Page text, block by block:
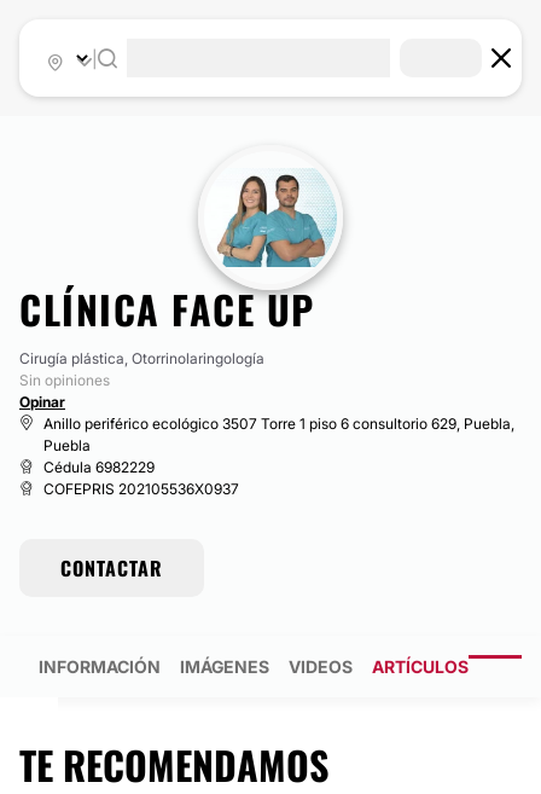
CLÍNICA FACE UP
Cirugía plástica, Otorrinolaringología
Sin opiniones
Opinar
Anillo periférico ecológico 3507 Torre 1 piso 6 consultorio 629, Puebla,
Puebla
Cédula 6982229
COFEPRIS 202105536X0937
CONTACTAR
INFORMACIÓN IMÁGENES VIDEOS ARTÍCULOS
TE RECOMENDAMOS